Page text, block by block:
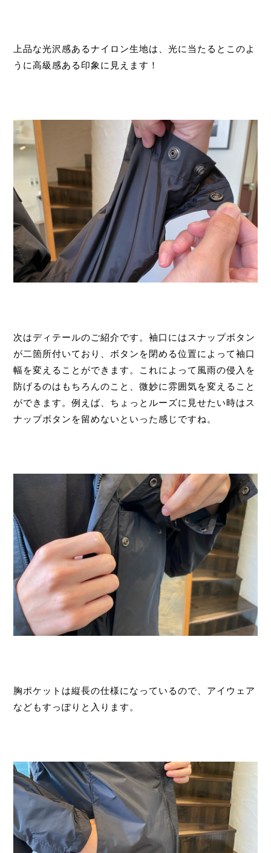
上品な光沢感あるナイロン生地は、光に当たるとこのよ
うに高級感ある印象に見えます！
次はディテールのご紹介です。袖口にはスナップボタン
が二箇所付いており、ボタンを閉める位置によって袖口
幅を変えることができます。これによって風雨の侵入を
防げるのはもちろんのこと、微妙に雰囲気を変えること
ができます。例えば、ちょっとルーズに見せたい時はス
ナップボタンを留めないといった感じですね。
胸ポケットは縦長の仕様になっているので、アイウェア
などもすっぽりと入ります。